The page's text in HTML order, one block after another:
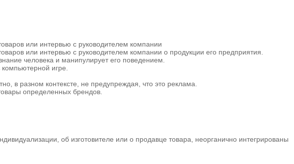
или интервью с руководителем компании
или интервью с руководителем компании о продукции его предприятия.
человека и манипулирует его поведением.
игре.
в разном контексте, не предупреждая, что это реклама.
определенных брендов.
об изготовителе или о продавце товара, неорганично интегрированы